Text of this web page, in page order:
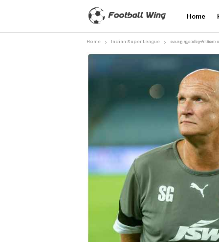
Home
Home Indian Super League കേരള